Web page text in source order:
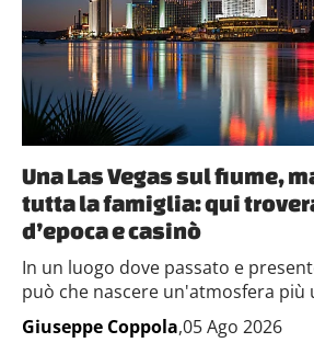
Una Las Vegas sul fiume,
tutta la famiglia: qui
d’epoca e casinò
In un luogo dove passato e
può che nascere un'atmosfera più
Giuseppe Coppola,05 Ago 2026